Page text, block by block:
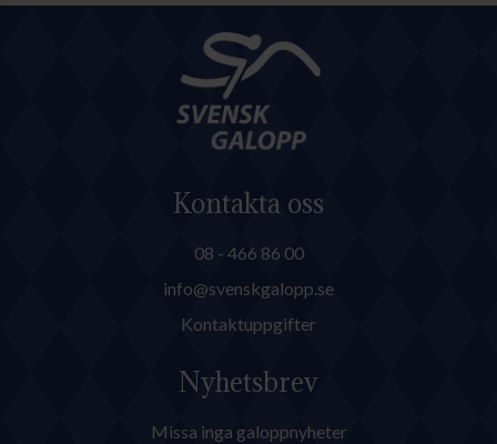
Kontakta oss
08 - 466 86 00
info@svenskgalopp.se
Kontaktuppgifter
Nyhetsbrev
Missa inga galoppnyheter